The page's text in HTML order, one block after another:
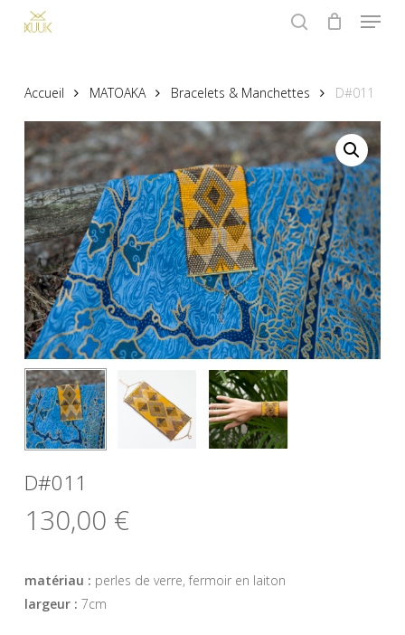
Menu
Accueil MATOAKA Bracelets & Manchettes D#011
D#011
130,00 €
matériau : perles de verre, fermoir en laiton
largeur : 7cm